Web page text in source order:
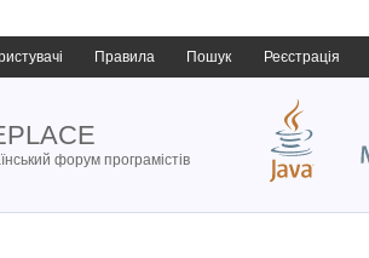
Правила Пошук Реєстрація
форум програмістів